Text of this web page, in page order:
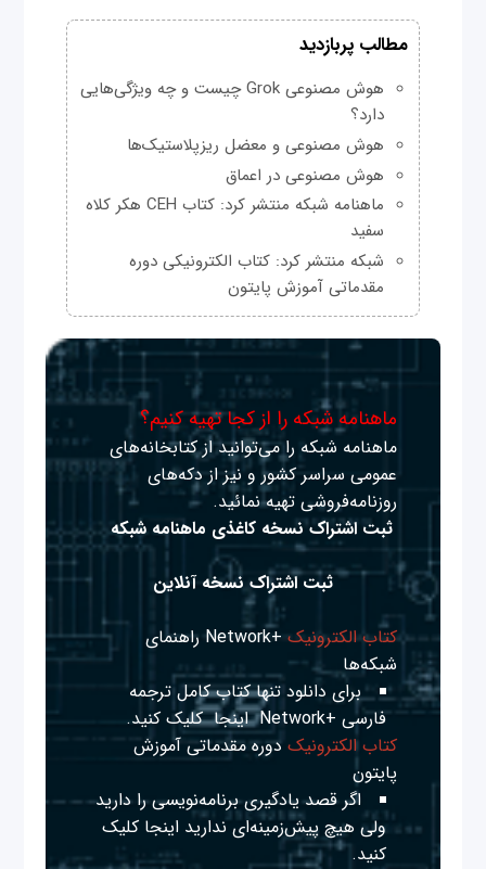
مطالب پربازدید
هوش مصنوعی Grok چیست و چه ویژگی‌هایی
دارد؟
هوش مصنوعی و معضل ریزپلاستیک‌ها
هوش مصنوعی در اعماق
ماهنامه شبکه منتشر کرد: کتاب CEH هکر کلاه
سفید
شبکه منتشر کرد: کتاب الکترونیکی دوره
مقدماتی آموزش پایتون
ماهنامه شبکه را از کجا تهیه کنیم؟
ماهنامه شبکه را می‌توانید از کتابخانه‌های
عمومی سراسر کشور و نیز از دکه‌های
روزنامه‌فروشی تهیه نمائید.
ثبت اشتراک نسخه کاغذی ماهنامه شبکه
ثبت اشتراک نسخه آنلاین
کتاب الکترونیک
+Network راهنمای
شبکه‌ها
برای دانلود تنها کتاب کامل ترجمه
فارسی +Network
اینجا کلیک کنید.
کتاب الکترونیک دوره مقدماتی آموزش
پایتون
اگر قصد یادگیری برنامه‌نویسی را دارید
ولی هیچ پیش‌زمینه‌ای نداریداینجا کلیک
کنید.